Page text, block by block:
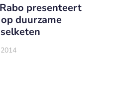
presenteert
duurzame